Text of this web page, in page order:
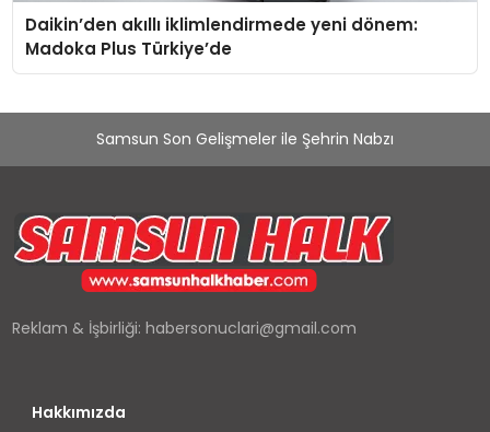
Daikin’den akıllı iklimlendirmede yeni dönem:
Madoka Plus Türkiye’de
Samsun Son Gelişmeler ile Şehrin Nabzı
Reklam & İşbirliği:habersonuclari@gmail.com
Hakkımızda